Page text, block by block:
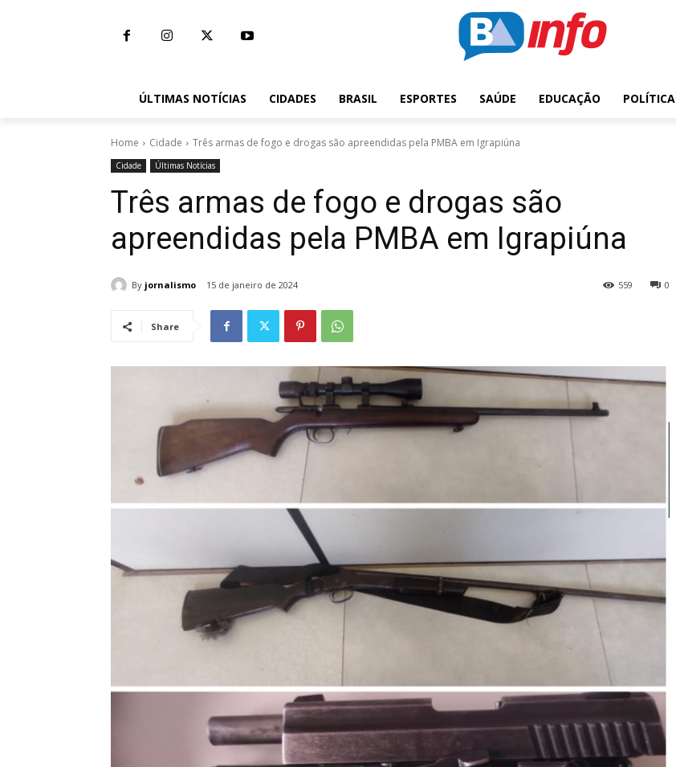
ÚLTIMAS NOTÍCIAS CIDADES BRASIL ESPORTES SAÚDE EDUCAÇÃO POLÍTICA
Home Cidade Três armas de fogo e drogas são apreendidas pela PMBA em Igrapiúna
Cidade Últimas Notícias
Três armas de fogo e drogas são
apreendidas pela PMBA em Igrapiúna
By jornalismo 15 de janeiro de 2024 0
559
Share